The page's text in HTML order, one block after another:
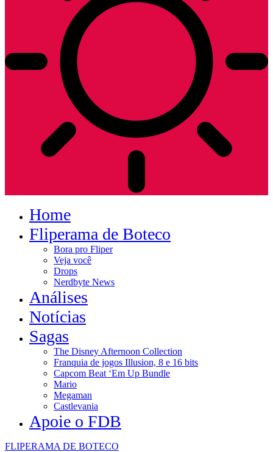
Home
Fliperama de Boteco
Bora pro Fliper
Veja você
Drops
Nerdbyte News
Análises
Notícias
Sagas
The Disney Afternoon Collection
Franquia de jogos Illusion, 8 e 16 bits
Capcom Beat ‘Em Up Bundle
Mario
Megaman
Castlevania
Apoie o FDB
FLIPERAMA DE BOTECO